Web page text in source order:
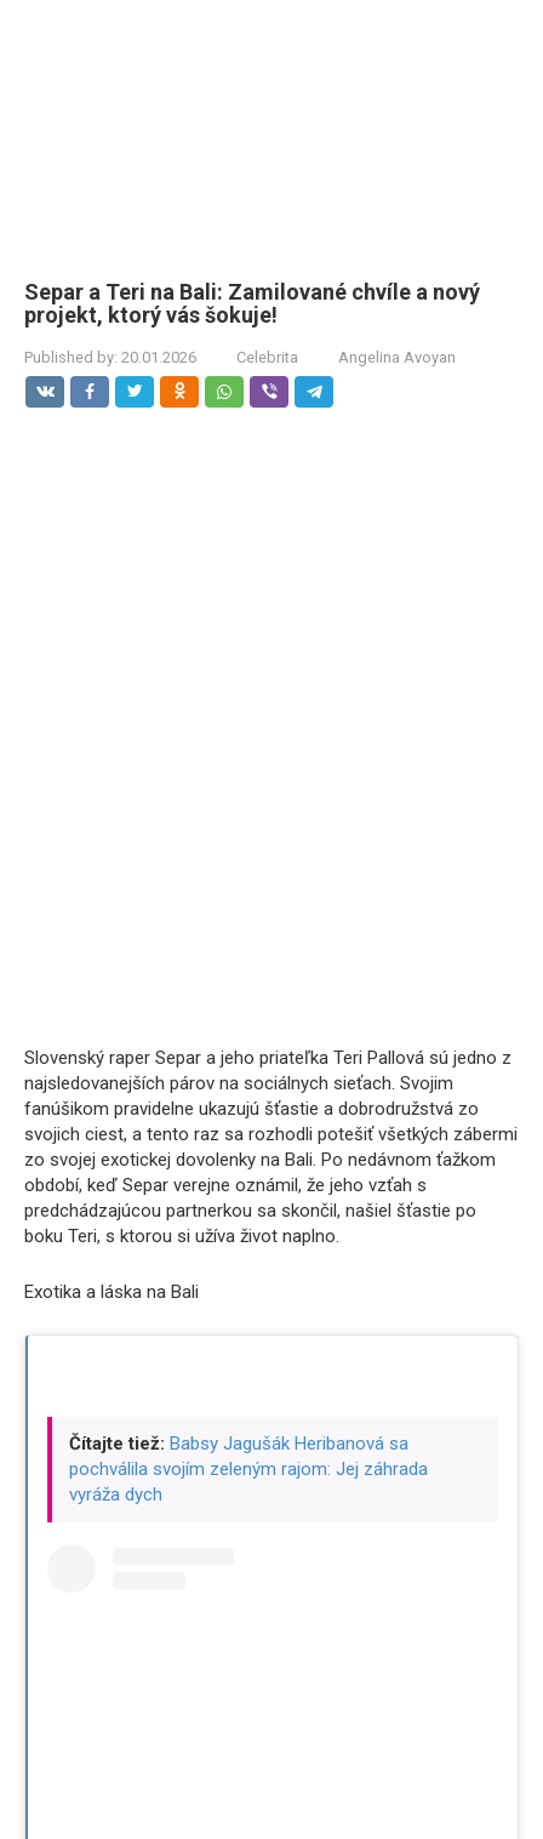
Separ a Teri na Bali: Zamilované chvíle a nový
projekt, ktorý vás šokuje!
Published by: 20.01.2026 Celebrita Angelina Avoyan
Slovenský raper Separ a jeho priateľka Teri Pallová sú jedno z
najsledovanejších párov na sociálnych sieťach. Svojim
fanúšikom pravidelne ukazujú šťastie a dobrodružstvá zo
svojich ciest, a tento raz sa rozhodli potešiť všetkých zábermi
zo svojej exotickej dovolenky na Bali. Po nedávnom ťažkom
období, keď Separ verejne oznámil, že jeho vzťah s
predchádzajúcou partnerkou sa skončil, našiel šťastie po
boku Teri, s ktorou si užíva život naplno.
Exotika a láska na Bali
Čítajte tiež: Babsy Jagušák Heribanová sa
pochválila svojím zeleným rajom: Jej záhrada
vyráža dych